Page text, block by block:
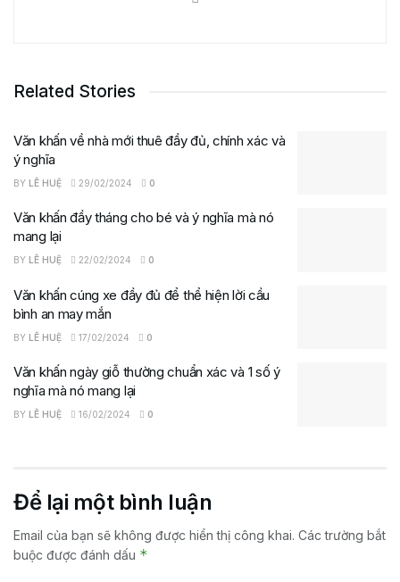
Related Stories
Văn khấn về nhà mới thuê đầy đủ, chính xác và
ý nghĩa
BY LÊ HUỆ 29/02/2024 0
Văn khấn đầy tháng cho bé và ý nghĩa mà nó
mang lại
BY LÊ HUỆ 22/02/2024 0
Văn khấn cúng xe đầy đủ để thể hiện lời cầu
bình an may mắn
BY LÊ HUỆ 17/02/2024 0
Văn khấn ngày giỗ thường chuẩn xác và 1 số ý
nghĩa mà nó mang lại
BY LÊ HUỆ 16/02/2024 0
Để lại một bình luận
Email của bạn sẽ không được hiển thị công khai. Các trường bắt
buộc được đánh dấu *